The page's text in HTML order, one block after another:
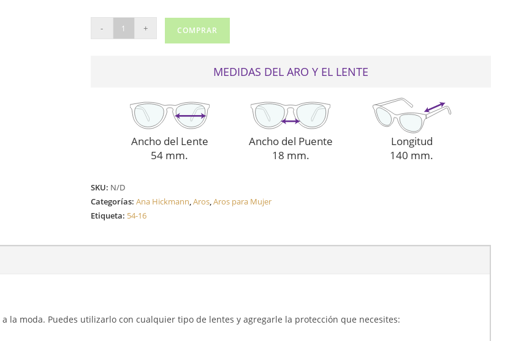
HICKMANN
- + COMPRAR
MEDIDAS DEL ARO Y EL LENTE
Ancho del Lente
54 mm.
Ancho del Puente
18 mm.
Longitud
140 mm.
SKU: N/D
Categorías: Ana Hickmann,Aros,Aros para Mujer
Etiqueta: 54-16
la moda. Puedes utilizarlo con cualquier tipo de lentes y agregarle la protección que necesites: